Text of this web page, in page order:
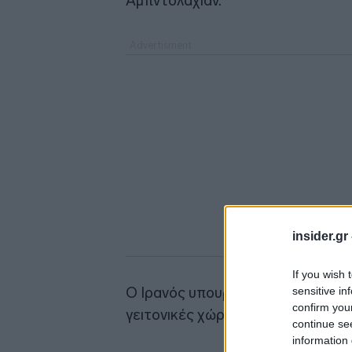
insider.gr
If you wish
sensitive
confirm
continue
information
Ο Ιρανός υπουργός Εξωτερικών
γειτονικές χώρες για το σχέδιό